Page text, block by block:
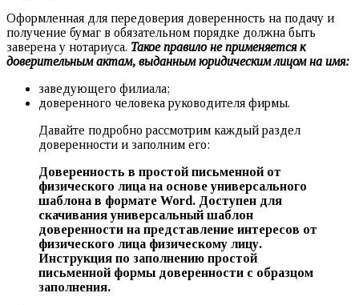
Оформленная для передоверия доверенность на подачу и
получение бумаг в обязательном порядке должна быть
заверена у нотариуса. Такое правило не применяется к
доверительным актам, выданным юридическим лицом на имя:
заведующего филиала;
доверенного человека руководителя фирмы.
Давайте подробно рассмотрим каждый раздел
доверенности и заполним его:
Доверенность в простой письменной от
физического лица на основе универсального
шаблона в формате Word. Доступен для
скачивания универсальный шаблон
доверенности на представление интересов от
физического лица физическому лицу.
Инструкция по заполнению простой
письменной формы доверенности с образцом
заполнения.